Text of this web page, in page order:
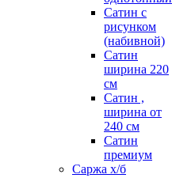
Сатин с
рисунком
(набивной)
Сатин
ширина 220
см
Сатин ,
ширина от
240 см
Сатин
премиум
Саржа х/б